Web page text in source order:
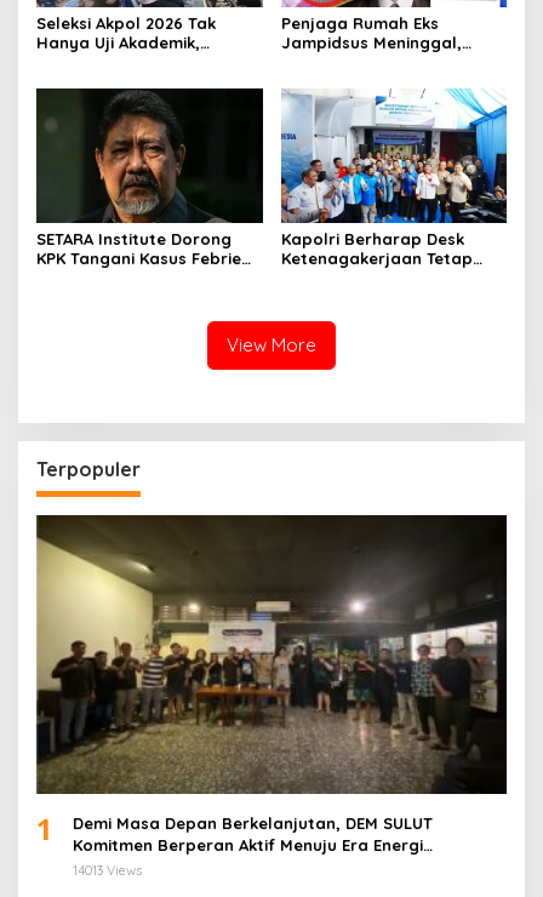
Seleksi Akpol 2026 Tak
Hanya Uji Akademik,
Penjaga Rumah Eks
Jampidsus Meninggal,
SETARA Institute Dorong
KPK Tangani Kasus Febrie
Kapolri Berharap Desk
Ketenagakerjaan Tetap
View More
Terpopuler
1
Demi Masa Depan Berkelanjutan, DEM SULUT
Komitmen Berperan Aktif Menuju Era Energi
Terbarukan di Sulawesi Utara
14013 Views